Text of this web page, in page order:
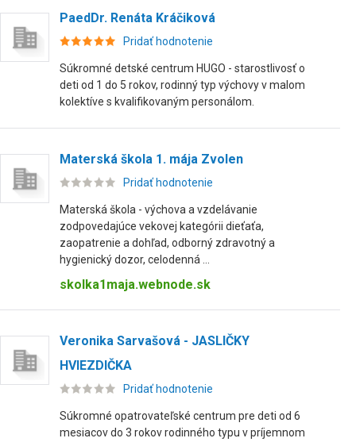
PaedDr. Renáta Kráčiková
Pridať hodnotenie
Súkromné detské centrum HUGO - starostlivosť o
deti od 1 do 5 rokov, rodinný typ výchovy v malom
kolektíve s kvalifikovaným personálom.
Materská škola 1. mája Zvolen
Pridať hodnotenie
Materská škola - výchova a vzdelávanie
zodpovedajúce vekovej kategórii dieťaťa,
zaopatrenie a dohľad, odborný zdravotný a
hygienický dozor, celodenná ...
skolka1maja.webnode.sk
Veronika Sarvašová - JASLIČKY
HVIEZDIČKA
Pridať hodnotenie
Súkromné opatrovateľské centrum pre deti od 6
mesiacov do 3 rokov rodinného typu v príjemnom